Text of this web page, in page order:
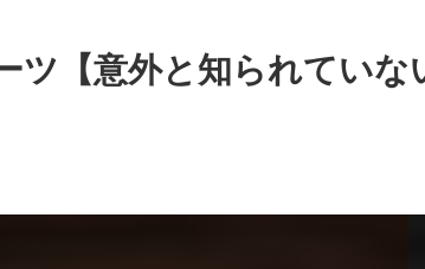
ツ【意外と知られていな